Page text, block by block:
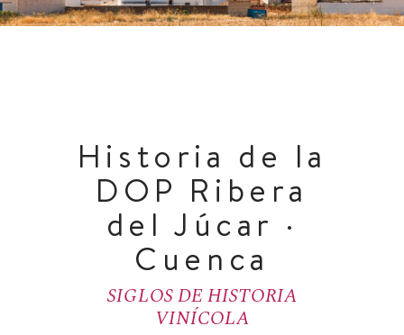
Historia de la
DOP Ribera
del Júcar ·
Cuenca
SIGLOS DE HISTORIA
VINÍCOLA